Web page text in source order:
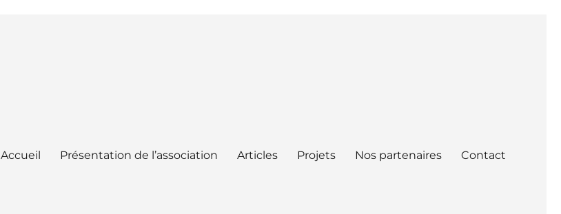
Accueil Présentation de l’association Articles Projets Nos partenaires Contact